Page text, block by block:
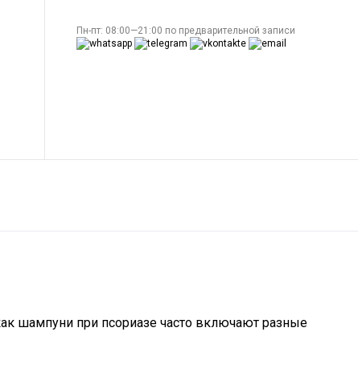
Пн-пт: 08:00—21:00 по предварительной записи
шампуни при псориазе часто включают разные